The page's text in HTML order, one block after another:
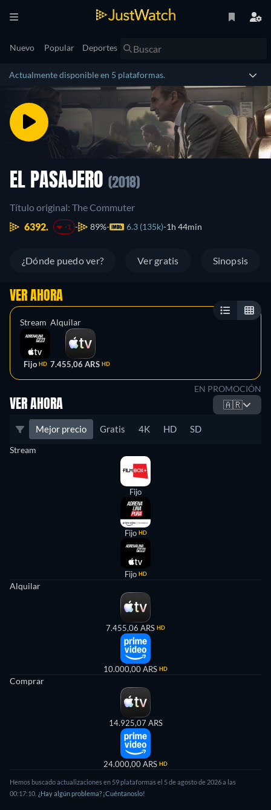
Nuevo Popular Deportes
Actualmente disponible en 5 plataformas.
EL PASAJERO (2018)
Título original: The Commuter
6392.
-1 89% 6.3 (135k) 1h 44min
¿Dónde puedo ver? Ver gratis Sinopsis
VER AHORA
Stream
Fijo HD
Alquilar
7.455,06 ARS HD
EN PROMOCIÓN
VER AHORA 🇦🇷
Mejor precio Gratis 4K HD SD
Stream
Fijo
Fijo HD
Fijo HD
Alquilar
7.455,06 ARS HD
10.000,00 ARS HD
Comprar
14.925,07 ARS
24.000,00 ARS HD
Hemos buscado actualizaciones en 59 plataformas el 5 de agosto de 2026 a las
00:17:10. ¿Hay algún problema? ¡Cuéntanoslo!